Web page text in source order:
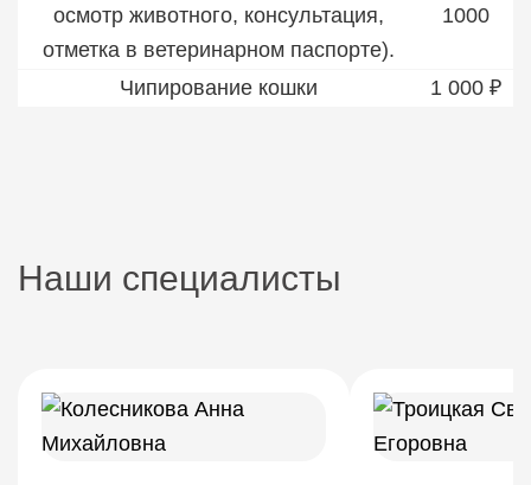
осмотр животного, консультация,
отметка в ветеринарном паспорте).
1000
Чипирование кошки 1 000 ₽
Наши специалисты